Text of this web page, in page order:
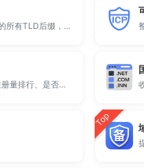
顶级域名后缀大全收录全球已开放注册的所有TLD后缀，包括gTLD、ccTLD、品牌域名后缀等。
全球 500 个热门域名后缀排名，展示注册量排行、是否可备案、适用范围与用途简介，帮助企业与个人在 2025 年快速选择合适的顶级域名。
Top